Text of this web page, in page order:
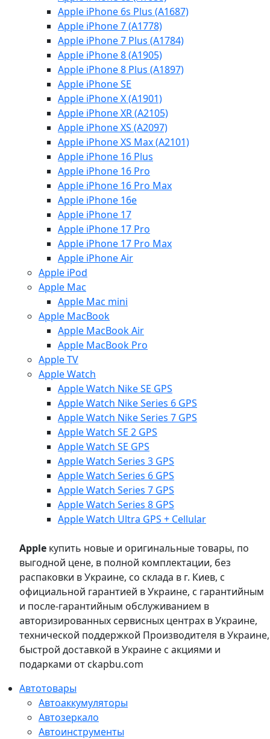
Apple iPhone 6s Plus (A1687)
Apple iPhone 7 (A1778)
Apple iPhone 7 Plus (A1784)
Apple iPhone 8 (A1905)
Apple iPhone 8 Plus (A1897)
Apple iPhone SE
Apple iPhone X (A1901)
Apple iPhone XR (A2105)
Apple iPhone XS (A2097)
Apple iPhone XS Max (A2101)
Apple iPhone 16 Plus
Apple iPhone 16 Pro
Apple iPhone 16 Pro Max
Apple iPhone 16e
Apple iPhone 17
Apple iPhone 17 Pro
Apple iPhone 17 Pro Max
Apple iPhone Air
Apple iPod
Apple Mac
Apple Mac mini
Apple MacBook
Apple MacBook Air
Apple MacBook Pro
Apple TV
Apple Watch
Apple Watch Nike SE GPS
Apple Watch Nike Series 6 GPS
Apple Watch Nike Series 7 GPS
Apple Watch SE 2 GPS
Apple Watch SE GPS
Apple Watch Series 3 GPS
Apple Watch Series 6 GPS
Apple Watch Series 7 GPS
Apple Watch Series 8 GPS
Apple Watch Ultra GPS + Cellular
Apple купить новые и оригинальные товары, по
выгодной цене, в полной комплектации, без
распаковки в Украине, со склада в г. Киев, с
официальной гарантией в Украине, с гарантийным
и после-гарантийным обслуживанием в
авторизированных сервисных центрах в Украине,
технической поддержкой Производителя в Украине,
быстрой доставкой в Украине с акциями и
подарками от ckapbu.com
Автотовары
Автоаккумуляторы
Автозеркало
Автоинструменты